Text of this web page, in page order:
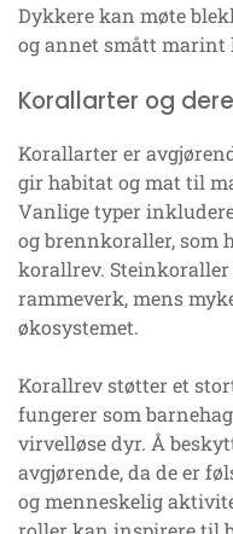
Dykkere kan møte
og annet smått marint
Korallarter og
Korallarter er
gir habitat og mat til
Vanlige typer
og brennkoraller, som
korallrev. Steinkoraller
rammeverk, mens
økosystemet.
Korallrev støtter et
fungerer som
virvelløse dyr. Å
avgjørende, da de er
og menneskelig